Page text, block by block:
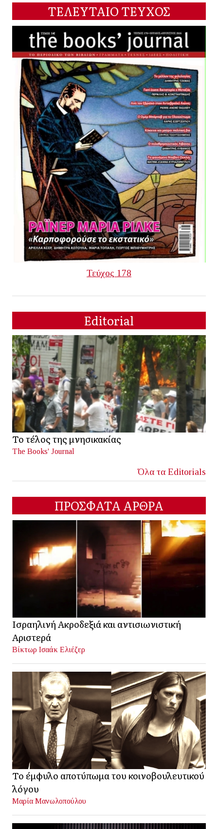
ΤΕΛΕΥΤΑΙΟ ΤΕΥΧΟΣ
Τεύχος 178
Editorial
Το τέλος της μνησικακίας
The Books' Journal
Όλα τα Editorials
ΠΡΟΣΦΑΤΑ ΑΡΘΡΑ
Ισραηλινή Ακροδεξιά και αντισιωνιστική
Αριστερά
Βίκτωρ Ισαάκ Ελιέζερ
Το έμφυλο αποτύπωμα του κοινοβουλευτικού
λόγου
Μαρία Μανωλοπούλου